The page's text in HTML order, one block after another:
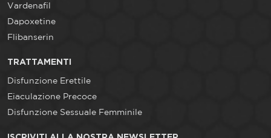
Vardenafil
Dapoxetine
Flibanserin
TRATTAMENTI
Disfunzione Erettile
Eiaculazione Precoce
Disfunzione Sessuale Femminile